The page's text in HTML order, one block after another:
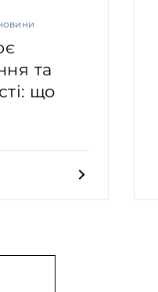
та
що